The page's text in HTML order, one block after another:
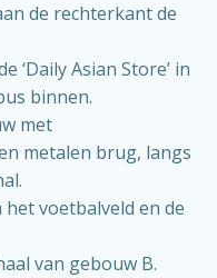
de rechterkant de
‘Daily Asian Store’ in
binnen.
met
metalen brug, langs
voetbalveld en de
van gebouw B.